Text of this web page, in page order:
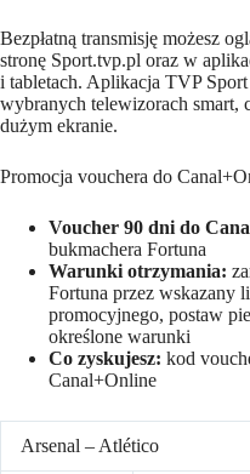
Bezpłatną transmisję możesz
stronę Sport.tvp.pl oraz w
i tabletach. Aplikacja TVP Sport
wybranych telewizorach smart,
dużym ekranie.
Promocja vouchera do
Voucher 90 dni do
bukmachera Fortuna
Warunki otrzymania:
Fortuna przez wskazany
promocyjnego, postaw
określone warunki
Co zyskujesz: kod
Canal+Online
Arsenal – Atlético